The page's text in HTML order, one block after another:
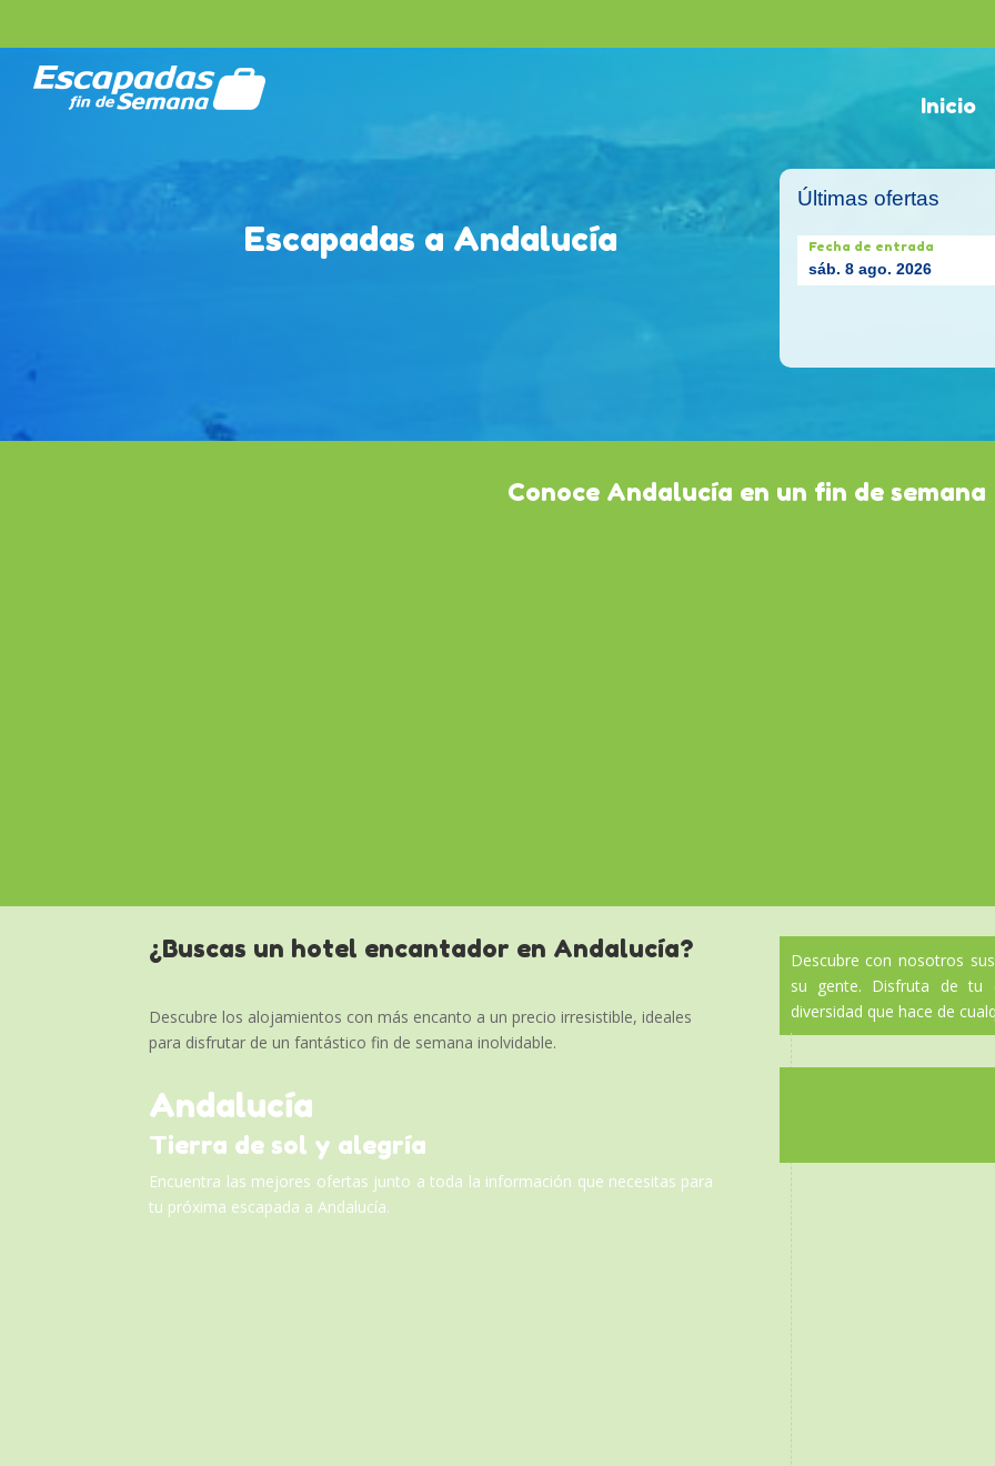
Inicio
Escapadas a Andalucía
Últimas ofertas
Fecha de entrada
sáb. 8 ago. 2026
Conoce Andalucía en un fin de semana
¿Buscas un hotel encantador en Andalucía?
Descubre los alojamientos con más encanto a un precio irresistible, ideales
para disfrutar de un fantástico fin de semana inolvidable.
Andalucía
Tierra de sol y alegría
Encuentra las mejores ofertas junto a toda la información que necesitas para
tu próxima escapada a Andalucía.
Descubre con nosotros
su gente. Disfruta de tu
diversidad que hace de